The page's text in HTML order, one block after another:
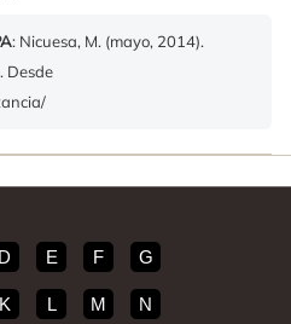
: Nicuesa, M. (mayo, 2014).
Desde
D E F G
K L M N